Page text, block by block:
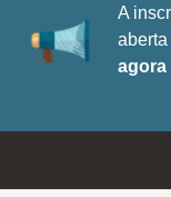
A
agora